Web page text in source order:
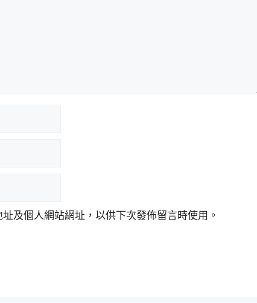
及個人網站網址，以供下次發佈留言時使用。